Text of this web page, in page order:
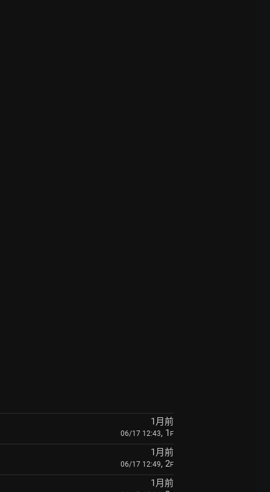
1月前
06/17 12:43, 1 F
1月前
06/17 12:49, 2F
1月前